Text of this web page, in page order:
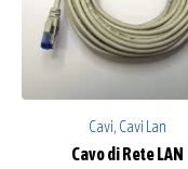
Cavi, Cavi Lan
Cavo di Rete LAN